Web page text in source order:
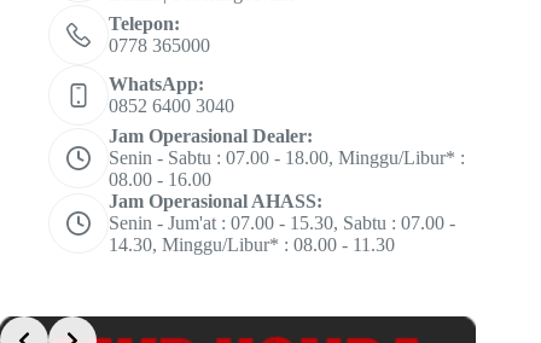
Telepon:
0778 365000
WhatsApp:
0852 6400 3040
Jam Operasional Dealer:
Senin - Sabtu : 07.00 - 18.00, Minggu/Libur* :
08.00 - 16.00
Jam Operasional AHASS:
Senin - Jum'at : 07.00 - 15.30, Sabtu : 07.00 -
14.30, Minggu/Libur* : 08.00 - 11.30